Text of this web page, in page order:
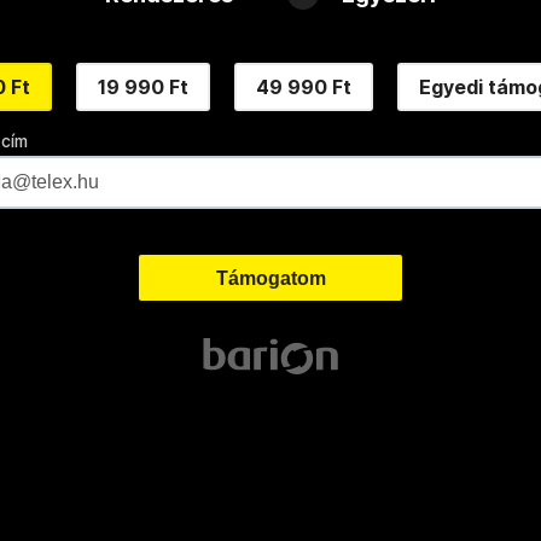
Ft 19 990 Ft 49 990 Ft Egyedi